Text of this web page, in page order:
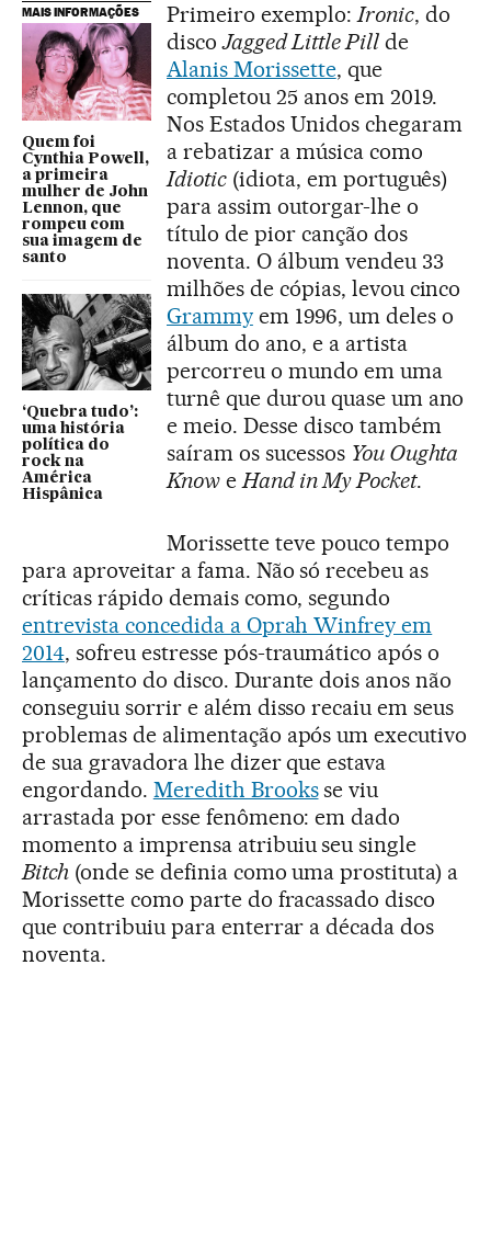
MAIS INFORMAÇÕES
Quem foi
Cynthia Powell,
a primeira
mulher de John
Lennon, que
rompeu com
sua imagem de
santo
‘Quebra tudo’:
uma história
política do
rock na
América
Hispânica
Primeiro exemplo:Ironic, do
discoJagged Little Pillde
Alanis Morissette, que
completou 25 anos em 2019.
Nos Estados Unidos chegaram
a rebatizar a música como
Idiotic(idiota, em português)
para assim outorgar-lhe o
título de pior canção dos
noventa. O álbum vendeu 33
milhões de cópias, levou cinco
Grammyem 1996, um deles o
álbum do ano, e a artista
percorreu o mundo em uma
turnê que durou quase um ano
e meio. Desse disco também
saíram os sucessos You Oughta
KnoweHand in My Pocket.
Morissette teve pouco tempo
para aproveitar a fama. Não só recebeu as
críticas rápido demais como, segundo
entrevista concedida a Oprah Winfrey em
2014, sofreu estresse pós-traumático após o
lançamento do disco. Durante dois anos não
conseguiu sorrir e além disso recaiu em seus
problemas de alimentação após um executivo
de sua gravadora lhe dizer que estava
engordando. Meredith Brooksse viu
arrastada por esse fenômeno: em dado
momento a imprensa atribuiu seu single
Bitch(onde se definia como uma prostituta) a
Morissette como parte do fracassado disco
que contribuiu para enterrar a década dos
noventa.